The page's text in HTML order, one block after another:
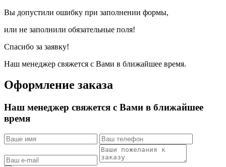
Вы допустили ошибку при заполнении формы,
или не заполнили обязательные поля!
Спасибо за заявку!
Наш менеджер свяжется с Вами в ближайшее время.
Оформление заказа
Наш менеджер свяжется с Вами в ближайшее
время